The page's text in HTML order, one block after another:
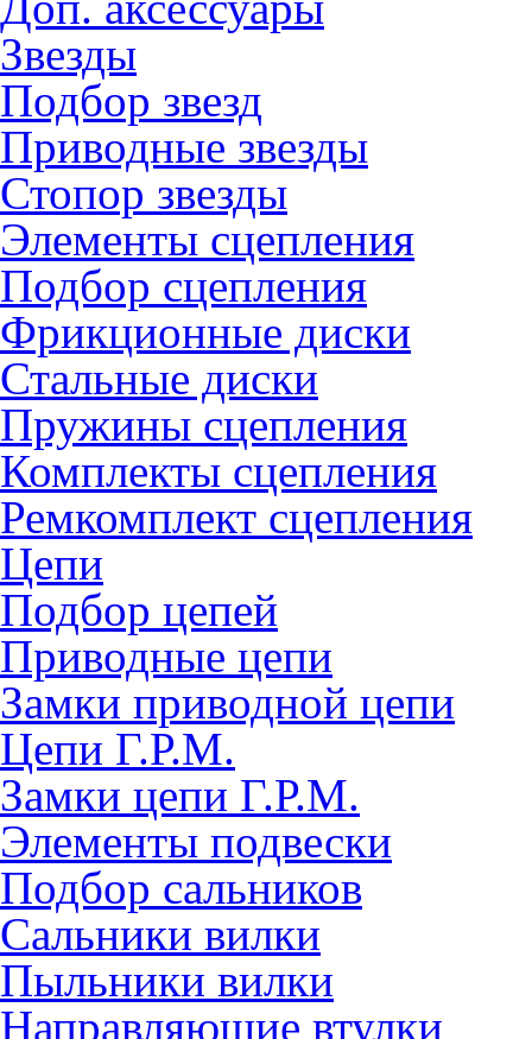
Звезды
Подбор звезд
Приводные звезды
Стопор звезды
Элементы сцепления
Подбор сцепления
Фрикционные диски
Стальные диски
Пружины сцепления
Комплекты сцепления
Ремкомплект сцепления
Цепи
Подбор цепей
Приводные цепи
Замки приводной цепи
Цепи Г.Р.М.
Замки цепи Г.Р.М.
Элементы подвески
Подбор сальников
Сальники вилки
Пыльники вилки
Направляющие втулки